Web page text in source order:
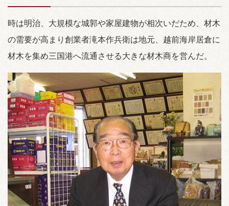
時は明治、大規模な城郭や家屋建物が相次いだため、材木
の需要が高まり創業者滝本作兵衛は地元、越前海岸居倉に
材木を集め三国港へ流通させる大きな材木商を営んだ。